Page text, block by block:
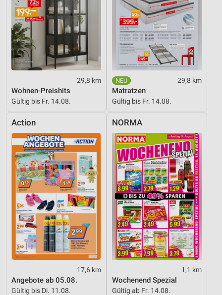
29,8 km
Wohnen-Preishits
Gültig bis Fr. 14.08.
29,8 km
Matratzen
Gültig bis Fr. 14.08.
Action
17,6 km
Angebote ab 05.08.
Gültig bis Di. 11.08.
NORMA
1,1 km
Wochenend Spezial
Gültig ab Fr. 14.08.